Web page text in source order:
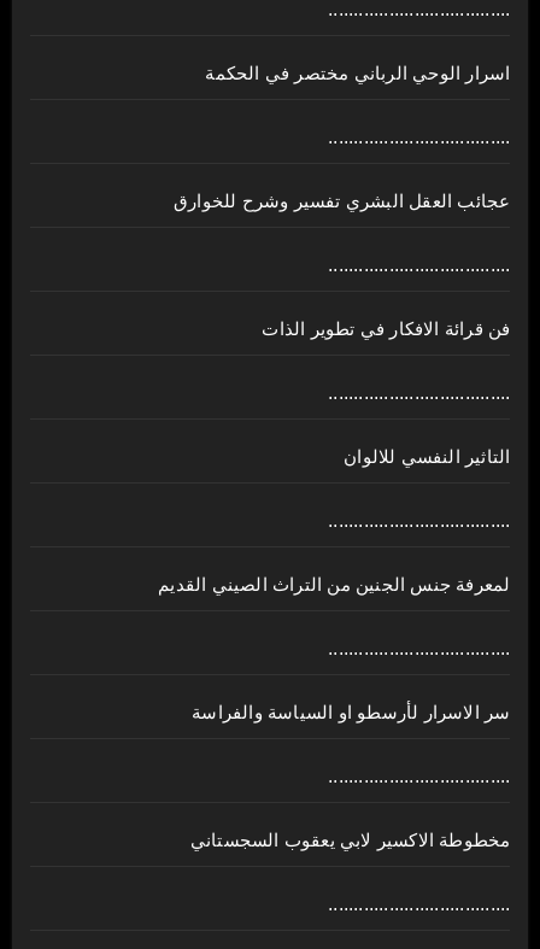
....................................
اسرار الوحي الرباني مختصر في الحكمة
....................................
عجائب العقل البشري تفسير وشرح للخوارق
....................................
فن قرائة الافكار في تطوير الذات
....................................
التاثير النفسي للالوان
....................................
لمعرفة جنس الجنين من التراث الصيني القديم
....................................
سر الاسرار لأرسطو او السياسة والفراسة
....................................
مخطوطة الاكسير لابي يعقوب السجستاني
....................................